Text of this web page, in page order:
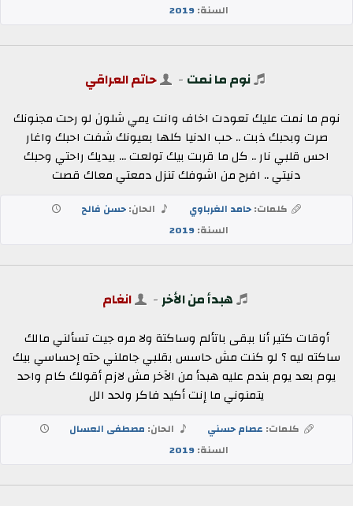
السنة:2019
نوم ما نمت - حاتم العراقي
نوم ما نمت عليك تعودت اخاف وانت يمي شلون لو رحت مجنونك
صرت وبحبك ذبت .. حب الدنيا كلها بعيونك شفت احبك واغار
احس قلبي نار .. كل ما قربت بيك تولعت ... بيديك راحتي وحبك
دنيتي .. افرح من اشوفك تنزل دمعتي معاك قصت
كلمات:حامد الغرباوي الحان:حسن فالح
السنة:2019
هبدأ من الأخر- انغام
أوقات كتير أنا ببقى باتألم وساكتة ولا مره جيت تسألني مالك
ساكته ليه ؟ لو كنت مش حاسس بقلبي جاملني حته إحساسي بيك
يوم بعد يوم بندم عليه هبدأ من الآخر مش لازم أقولك كام واحد
يتمنوني ما إنت أكيد فاكر ولحد الل
كلمات: عصام حسني الحان: مصطفى العسال
السنة:2019